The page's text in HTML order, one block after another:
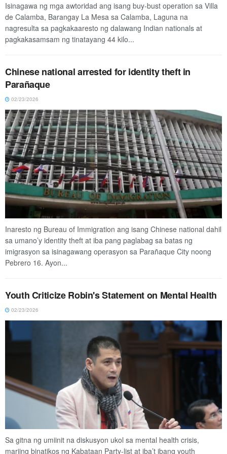
Isinagawa ng mga awtoridad ang isang buy-bust operation sa Villa
de Calamba, Barangay La Mesa sa Calamba, Laguna na
nagresulta sa pagkakaaresto ng dalawang Indian nationals at
pagkakasamsam ng tinatayang 44 kilo...
Chinese national arrested for identity theft in
Parañaque
02/23/2026
Inaresto ng Bureau of Immigration ang isang Chinese national dahil
sa umano’y identity theft at iba pang paglabag sa batas ng
imigrasyon sa isinagawang operasyon sa Parañaque City noong
Pebrero 16. Ayon...
Youth Criticize Robin's Statement on Mental Health
02/23/2026
Sa gitna ng umiinit na diskusyon ukol sa mental health crisis,
mariing binatikos ng Kabataan Party-list at iba’t ibang youth